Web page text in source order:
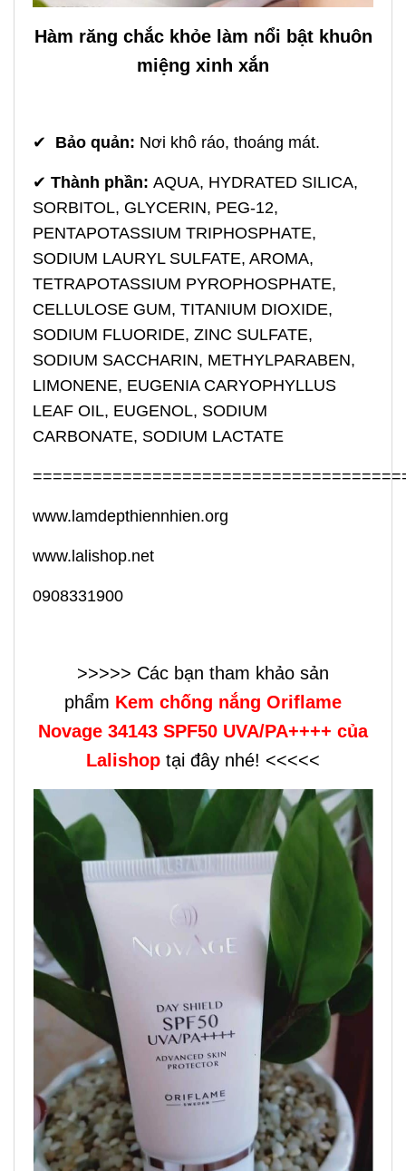
Hàm răng chắc khỏe làm nổi bật khuôn
miệng xinh xắn
✔ Bảo quản: Nơi khô ráo, thoáng mát.
✔ Thành phần: AQUA, HYDRATED SILICA,
SORBITOL, GLYCERIN, PEG-12,
PENTAPOTASSIUM TRIPHOSPHATE,
SODIUM LAURYL SULFATE, AROMA,
TETRAPOTASSIUM PYROPHOSPHATE,
CELLULOSE GUM, TITANIUM DIOXIDE,
SODIUM FLUORIDE, ZINC SULFATE,
SODIUM SACCHARIN, METHYLPARABEN,
LIMONENE, EUGENIA CARYOPHYLLUS
LEAF OIL, EUGENOL, SODIUM
CARBONATE, SODIUM LACTATE
www.lamdepthiennhien.org
www.lalishop.net
0908331900
>>>>> Các bạn tham khảo sản
phẩm Kem chống nắng Oriflame
Novage 34143 SPF50 UVA/PA++++ của
Lalishop tại đây nhé! <<<<<